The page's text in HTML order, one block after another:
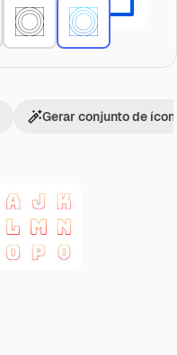
Gerar conjunto de